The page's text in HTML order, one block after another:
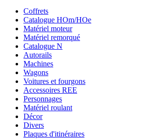
Coffrets
Catalogue HOm/HOe
Matériel moteur
Matériel remorqué
Catalogue N
Autorails
Machines
Wagons
Voitures et fourgons
Accessoires REE
Personnages
Matériel roulant
Décor
Divers
Plaques d'itinéraires